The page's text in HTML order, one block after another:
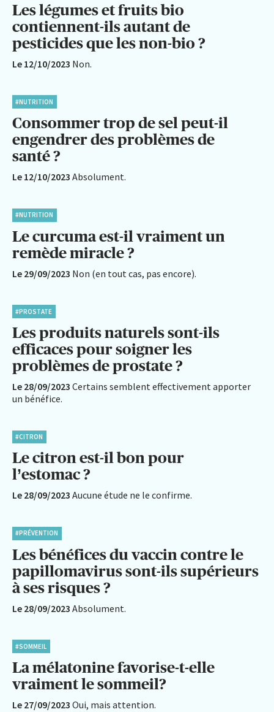
Les légumes et fruits bio
contiennent-ils autant de
pesticides que les non-bio ?
Le 12/10/2023 Non.
#NUTRITION
Consommer trop de sel peut-il
engendrer des problèmes de
santé ?
Le 12/10/2023 Absolument.
#NUTRITION
Le curcuma est-il vraiment un
remède miracle ?
Le 29/09/2023 Non (en tout cas, pas encore).
#PROSTATE
Les produits naturels sont-ils
efficaces pour soigner les
problèmes de prostate ?
Le 28/09/2023 Certains semblent effectivement apporter
un bénéfice.
#CITRON
Le citron est-il bon pour
l’estomac ?
Le 28/09/2023 Aucune étude ne le confirme.
#PRÉVENTION
Les bénéfices du vaccin contre le
papillomavirus sont-ils supérieurs
à ses risques ?
Le 28/09/2023 Absolument.
#SOMMEIL
La mélatonine favorise-t-elle
vraiment le sommeil?
Le 27/09/2023 Oui, mais attention.